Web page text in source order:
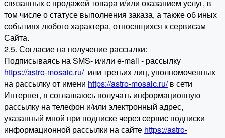
связанных с продажей товара и/или оказанием услуг, в
том числе о статусе выполнения заказа, а также об иных
событиях любого характера, относящихся к сервисам
Сайта.
2.5. Согласие на получение рассылки:
Подписываясь на SMS- и/или e-mail - рассылку
https://astro-mosaic.ru/или третьих лиц, уполномоченных
на рассылку от имени https://astro-mosaic.ru/в сети
Интернет, я соглашаюсь получать информационную
рассылку на телефон и/или электронный адрес,
указанный мной при подписке через сервис подписки
информационной рассылки на сайте https://astro-